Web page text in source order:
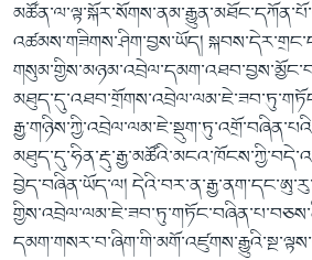
གཞོན་སྐྱེས་དང་ཤེས་ཡོན།
འཕྲོད་བསྟེན་དང་དོན་ལྡན་གྱི་མི་ཚེ།
གངས་རིའི་བྲག་ཅ།
བུད་མེད།
སོ་ཡ་ལ། བོད་ཀྱི་གླུ་གཞས།
འཚམས་གཟིགས་ཤིག་བྱས་ཡོད།
བྱེད་བཞིན་ཡོད་ལ།